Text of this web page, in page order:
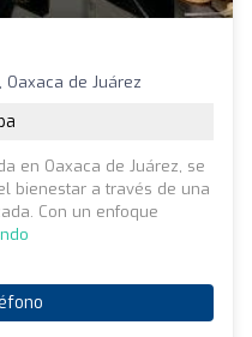
de Juárez
en Oaxaca de Juárez, se
bienestar a través de una
Con un enfoque